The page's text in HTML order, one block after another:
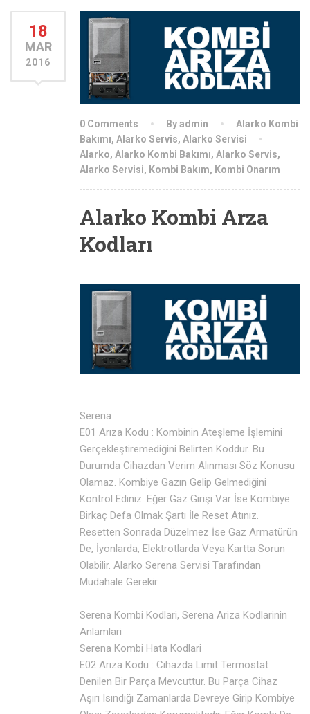
18
MAR
2016
0 Comments By admin
Alarko Kombi
Bakımı, Alarko Servis, Alarko Servisi
Alarko, Alarko Kombi Bakımı, Alarko Servis,
Alarko Servisi, Kombi Bakım, Kombi Onarım
Alarko Kombi Arza
Kodları
Serena
E01 Arıza Kodu : Kombinin Ateşleme İşlemini
Gerçekleştiremediğini Belirten Koddur. Bu
Durumda Cihazdan Verim Alınması Söz Konusu
Olamaz. Kombiye Gazın Gelip Gelmediğini
Kontrol Ediniz. Eğer Gaz Girişi Var İse Kombiye
Birkaç Defa Olmak Şartı İle Reset Atınız.
Resetten Sonrada Düzelmez İse Gaz Armatürün
De, İyonlarda, Elektrotlarda Veya Kartta Sorun
Olabilir. Alarko Serena Servisi Tarafından
Müdahale Gerekir.
Serena Kombi Kodlari, Serena Ariza Kodlarinin
Anlamlari
Serena Kombi Hata Kodlari
E02 Arıza Kodu : Cihazda Limit Termostat
Denilen Bir Parça Mevcuttur. Bu Parça Cihaz
Aşırı Isındığı Zamanlarda Devreye Girip Kombiye